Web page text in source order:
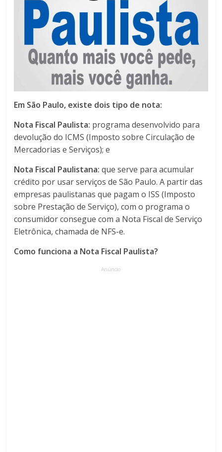
Em São Paulo, existe dois tipo de nota:
Nota Fiscal Paulista: programa desenvolvido para
devolução do ICMS (Imposto sobre Circulação de
Mercadorias e Serviços); e
Nota Fiscal Paulistana: que serve para acumular
crédito por usar serviços de São Paulo. A partir das
empresas paulistanas que pagam o ISS (Imposto
sobre Prestação de Serviço), com o programa o
consumidor consegue com a Nota Fiscal de Serviço
Eletrônica, chamada de NFS-e.
Como funciona a Nota Fiscal Paulista?
Anúncio